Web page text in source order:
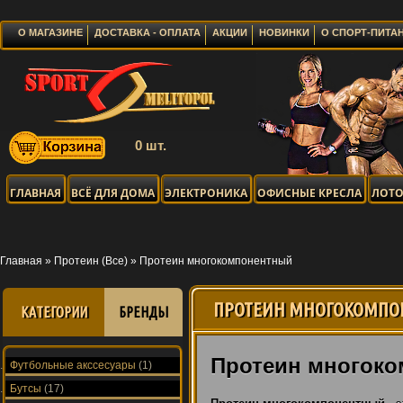
О МАГАЗИНЕ ДОСТАВКА - ОПЛАТА АКЦИИ НОВИНКИ О СПОРТ-
0 шт.
ГЛАВНАЯ ВСЁ ДЛЯ ДОМА ЭЛЕКТРОНИКА ОФИСНЫЕ КРЕСЛА
Главная » Протеин (Все) » Протеин многокомпонентный
КАТЕГОРИИ БРЕНДЫ
Футбольные акссесуары (1)
Бутсы (17)
ПРОТЕИН
Протеин